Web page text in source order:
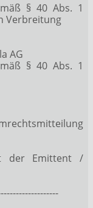
§ 40 Abs. 1
Verbreitung
AG
§ 40 Abs. 1
der Emittent /